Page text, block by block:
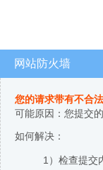
网站防火墙
您的请求带有不合
可能原因：您提交
如何解决：
1）检查提交